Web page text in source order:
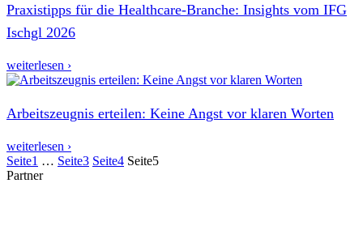
Praxistipps für die Healthcare-Branche: Insights vom IFG
Ischgl 2026
weiterlesen ›
Arbeitszeugnis erteilen: Keine Angst vor klaren Worten
weiterlesen ›
Seite1 … Seite3 Seite4 Seite5
Partner